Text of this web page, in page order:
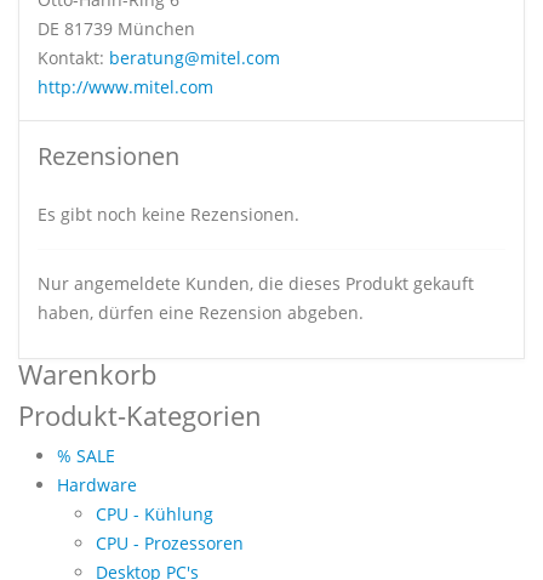
DE 81739 München
Kontakt: beratung@mitel.com
http://www.mitel.com
Rezensionen
Es gibt noch keine Rezensionen.
Nur angemeldete Kunden, die dieses Produkt gekauft
haben, dürfen eine Rezension abgeben.
Warenkorb
Produkt-Kategorien
% SALE
Hardware
CPU - Kühlung
CPU - Prozessoren
Desktop PC's